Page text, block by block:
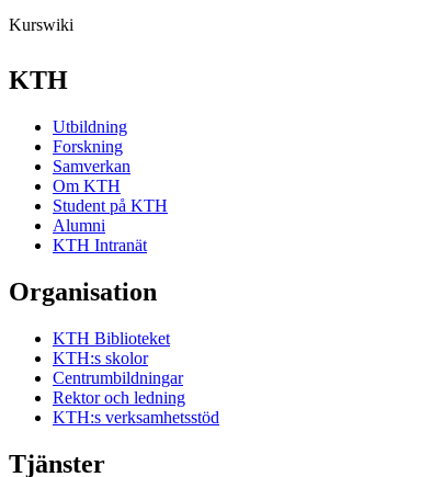
Kurswiki
KTH
Utbildning
Forskning
Samverkan
Om KTH
Student på KTH
Alumni
KTH Intranät
Organisation
KTH Biblioteket
KTH:s skolor
Centrumbildningar
Rektor och ledning
KTH:s verksamhetsstöd
Tjänster